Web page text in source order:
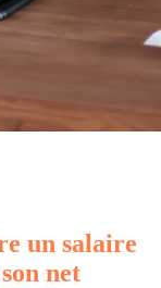
un salaire
net